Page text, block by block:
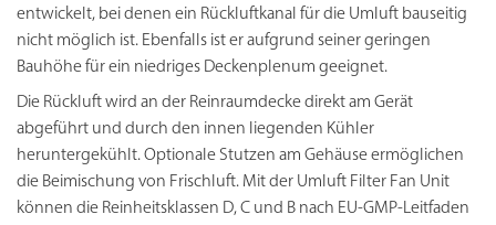
entwickelt, bei denen ein Rückluftkanal für die Umluft bauseitig
nicht möglich ist. Ebenfalls ist er aufgrund seiner geringen
Bauhöhe für ein niedriges Deckenplenum geeignet.
Die Rückluft wird an der Reinraumdecke direkt am Gerät
abgeführt und durch den innen liegenden Kühler
heruntergekühlt. Optionale Stutzen am Gehäuse ermöglichen
die Beimischung von Frischluft. Mit der Umluft Filter Fan Unit
können die Reinheitsklassen D, C und B nach EU-GMP-Leitfaden